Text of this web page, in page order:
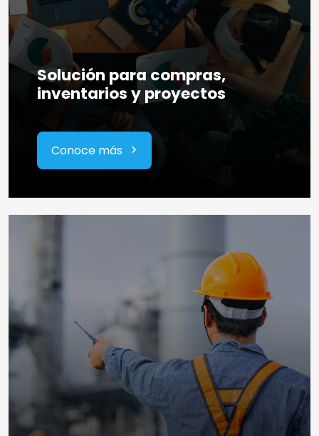
Solución para compras,
inventarios y proyectos
Conoce más